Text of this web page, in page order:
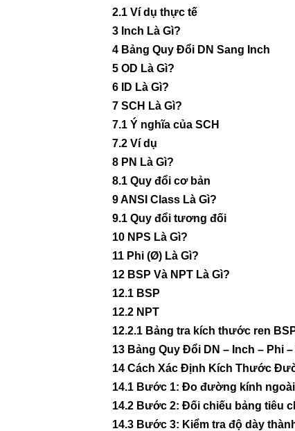
2.1 Ví dụ thực tế
3 Inch Là Gì?
4 Bảng Quy Đổi DN Sang Inch
5 OD Là Gì?
6
ID Là Gì?
7 SCH Là Gì?
7.1 Ý nghĩa của SCH
7.2 Ví dụ
8 PN Là Gì?
8.1 Quy đổi cơ bản
9ANSI Class Là Gì?
9.1 Quy đổi tương đối
10 NPS Là Gì?
11 Phi (Ø) Là Gì?
12 BSP Và NPT Là Gì?
12.1 BSP
12.2 NPT
12.2.1 Bảng tra kích thước ren
13 Bảng Quy Đổi DN – Inch – Phi –
14 Cách Xác Định Kích Thước
14.1 Bước 1: Đo đường kính ngoài
14.2 Bước 2: Đối chiếu bảng tiêu
14.3 Bước 3: Kiểm tra độ dày